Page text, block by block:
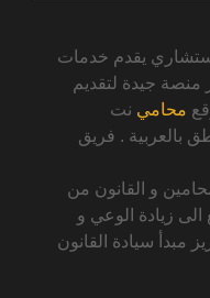
يقدم خدمات
منصة جيدة لتقديم
محامي نت
بالعربية . فريق
و القانون من
زيادة الوعي و
مبدأ سيادة القانون